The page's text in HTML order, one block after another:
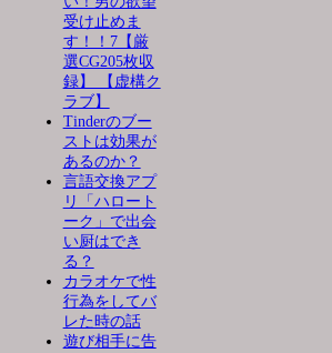
受け止めま
す！！7【厳
選CG205枚収
録】 【虚構ク
ラブ】
Tinderのブー
ストは効果が
あるのか？
言語交換アプ
リ「ハロート
ーク」で出会
い厨はでき
る？
カラオケで性
行為をしてバ
レた時の話
遊び相手に告